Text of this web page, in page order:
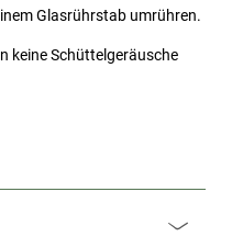
Glasrührstab umrühren.
keine Schüttelgeräusche